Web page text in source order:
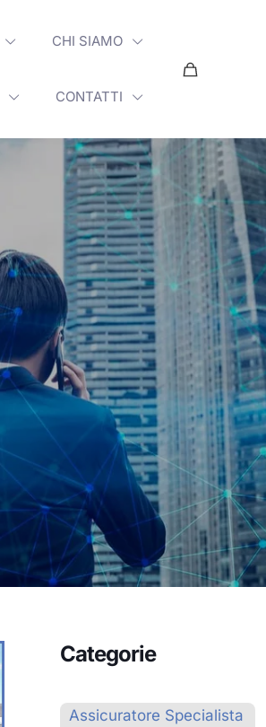
CHI SIAMO
CONTATTI
Categorie
Assicuratore Specialista